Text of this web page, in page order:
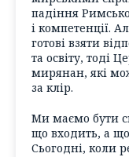
падіння
і компетенції.
готові взяти
та освіту, тоді
мирянан, які
за клір.
Ми маємо бути
що входить, а
Сьогодні, коли